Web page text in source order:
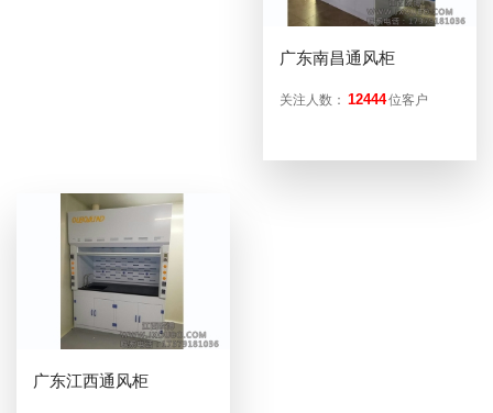
广东南昌通风柜
关注人数： 12444位客户
广东江西通风柜